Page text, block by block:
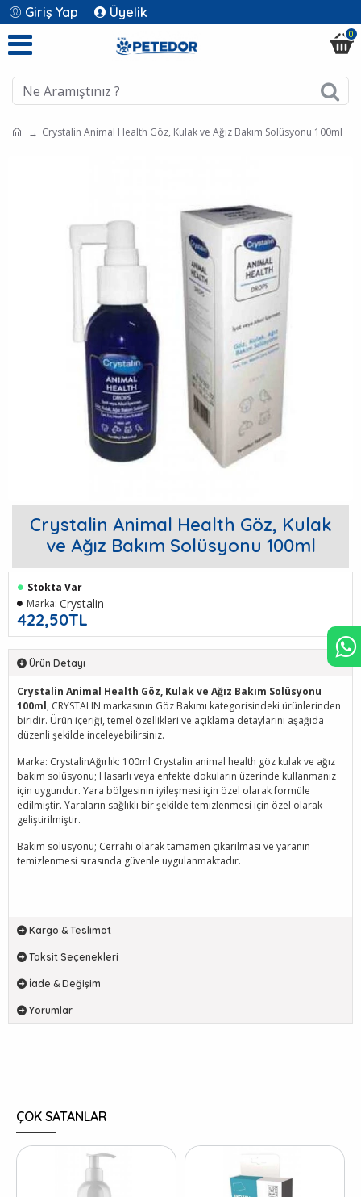
Giriş Yap Üyelik
0
Crystalin Animal Health Göz, Kulak ve Ağız Bakım Solüsyonu 100ml
Crystalin Animal Health Göz, Kulak
ve Ağız Bakım Solüsyonu 100ml
422,50TL
Stokta Var
Marka: Crystalin
Ürün Detayı
Crystalin Animal Health Göz, Kulak ve Ağız Bakım Solüsyonu
100ml, CRYSTALIN markasının Göz Bakımı kategorisindeki ürünlerinden
biridir. Ürün içeriği, temel özellikleri ve açıklama detaylarını aşağıda
düzenli şekilde inceleyebilirsiniz.
Marka: CrystalinAğırlık: 100ml Crystalin animal health göz kulak ve ağız
bakım solüsyonu; Hasarlı veya enfekte dokuların üzerinde kullanmanız
için uygundur. Yara bölgesinin iyileşmesi için özel olarak formüle
edilmiştir. Yaraların sağlıklı bir şekilde temizlenmesi için özel olarak
geliştirilmiştir.
Bakım solüsyonu; Cerrahi olarak tamamen çıkarılması ve yaranın
temizlenmesi sırasında güvenle uygulanmaktadır.
Kargo & Teslimat
Taksit Seçenekleri
İade & Değişim
Yorumlar
ÇOK SATANLAR